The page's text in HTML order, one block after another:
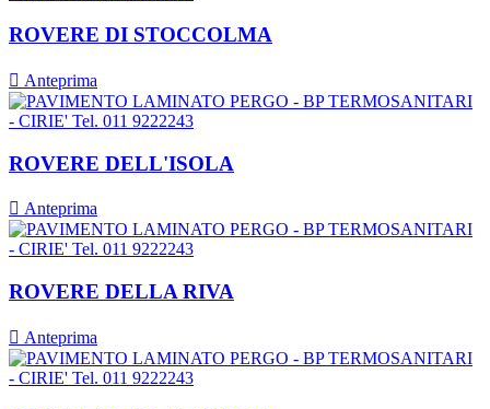
ROVERE DI STOCCOLMA
 Anteprima
ROVERE DELL'ISOLA
 Anteprima
ROVERE DELLA RIVA
 Anteprima